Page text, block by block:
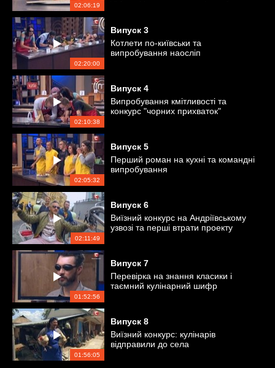
02:06:19
02:20:00
Випуск 3
Котлети по-київськи та
випробування наосліп
02:10:38
Випуск 4
Випробування кмітливості та
конкурс "чорних прихваток"
02:05:32
Випуск 5
Перший роман на кухні та командні
випробування
02:11:49
Випуск 6
Виїзний конкурс на Андріївському
узвозі та перші втрати проекту
01:52:56
Випуск 7
Перевірка на знання класики і
таємний кулінарний шифр
01:56:05
Випуск 8
Виїзний конкурс: кулінарів
відправили до села